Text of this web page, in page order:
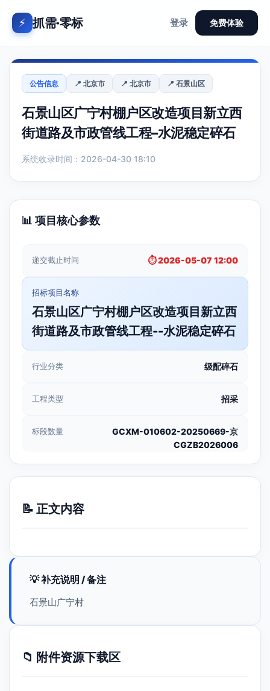
⚡ 抓需·零标 登录 免费体验
公告信息 📍 北京市 📍 北京市 📍 石景山区
石景山区广宁村棚户区改造项目新立西
街道路及市政管线工程–水泥稳定碎石
系统收录时间：2026-04-30 18:10
📊 项目核心参数
递交截止时间 ⏱️ 2026-05-07 12:00
招标项目名称
石景山区广宁村棚户区改造项目新立西
街道路及市政管线工程--水泥稳定碎石
行业分类 级配碎石
工程类型 招采
标段数量
GCXM-010602-20250669-京
CGZB2026006
📝 正文内容
💡 补充说明 / 备注
石景山广宁村
📁 附件资源下载区